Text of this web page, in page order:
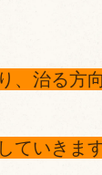
、治る方
ていきま